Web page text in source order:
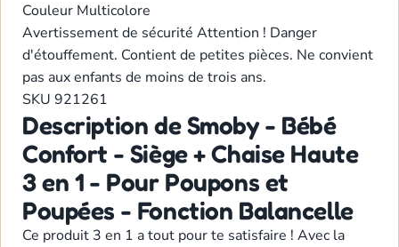
Couleur Multicolore
Avertissement de sécurité Attention ! Danger
d'étouffement. Contient de petites pièces. Ne convient
pas aux enfants de moins de trois ans.
SKU 921261
Description de Smoby - Bébé
Confort - Siège + Chaise Haute
3 en 1 - Pour Poupons et
Poupées - Fonction Balancelle
Ce produit 3 en 1 a tout pour te satisfaire ! Avec la